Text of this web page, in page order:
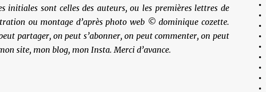
initiales sont celles des auteurs, ou les premières lettres de
ou montage d’après photo web © dominique cozette.
partager, on peut s’abonner, on peut commenter, on peut
site, mon blog, mon Insta. Merci d’avance.